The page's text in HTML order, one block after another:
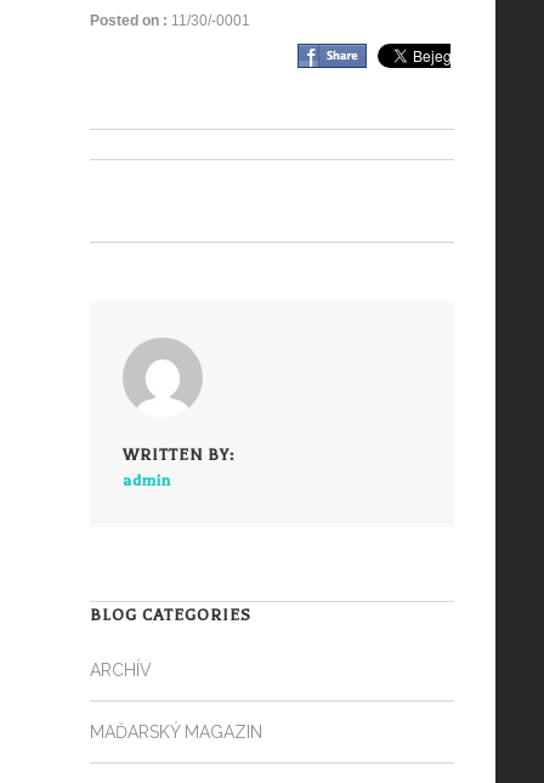
Posted on : 11/30/-0001
WRITTEN BY:
admin
BLOG CATEGORIES
ARCHÍV
MAĎARSKÝ MAGAZIN